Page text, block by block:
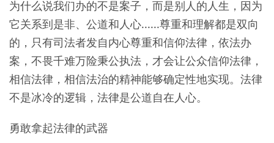
为什么说我们办的不是案子，而是别人的人生，因为
它关系到是非、公道和人心......尊重和理解都是双向
的，只有司法者发自内心尊重和信仰法律，依法办
案，不畏千难万险秉公执法，才会让公众信仰法律，
相信法律，相信法治的精神能够确定性地实现。法律
不是冰冷的逻辑，法律是公道自在人心。
勇敢拿起法律的武器